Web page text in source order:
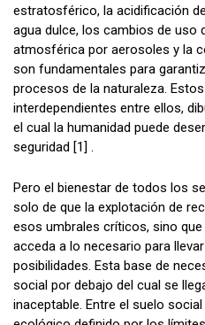
estratosférico, la acidificación
agua dulce, los cambios de uso
atmosférica por aerosoles y la
son fundamentales para
procesos de la naturaleza.
interdependientes entre ellos,
el cual la humanidad puede
seguridad [1] .
Pero el bienestar de todos los
solo de que la explotación de
esos umbrales críticos, sino
acceda a lo necesario para
posibilidades. Esta base de
social por debajo del cual se
inaceptable. Entre el suelo